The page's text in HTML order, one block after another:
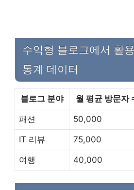
수익형 블로그에서 활
통계 데이터
블로그 분야 월 평균 방문자
패션 50,000
IT 리뷰 75,000
여행 40,000